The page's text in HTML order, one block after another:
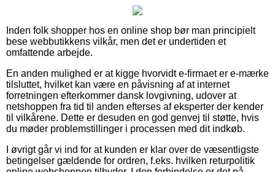
Inden folk shopper hos en online shop bør man principielt
bese webbutikkens vilkår, men det er undertiden et
omfattende arbejde.
En anden mulighed er at kigge hvorvidt e-firmaet er e-mærke
tilsluttet, hvilket kan være en påvisning af at internet
forretningen efterkommer dansk lovgivning, udover at
netshoppen fra tid til anden efterses af eksperter der kender
til vilkårene. Dette er desuden en god genvej til støtte, hvis
du møder problemstillinger i processen med dit indkøb.
I øvrigt går vi ind for at kunden er klar over de væsentligste
betingelser gældende for ordren, f.eks. hvilken returpolitik